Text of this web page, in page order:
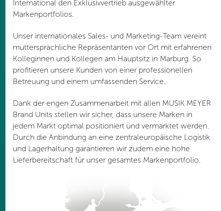
International den Exklusivvertrieb ausgewählter
Markenportfolios.
Unser internationales Sales- und Marketing-Team vereint
muttersprachliche Repräsentanten vor Ort mit erfahrenen
Kolleginnen und Kollegen am Hauptsitz in Marburg. So
profitieren unsere Kunden von einer professionellen
Betreuung und einem umfassenden Service.
Dank der engen Zusammenarbeit mit allen MUSIK MEYER
Brand Units stellen wir sicher, dass unsere Marken in
jedem Markt optimal positioniert und vermarktet werden.
Durch die Anbindung an eine zentraleuropäische Logistik
und Lagerhaltung garantieren wir zudem eine hohe
Lieferbereitschaft für unser gesamtes Markenportfolio.